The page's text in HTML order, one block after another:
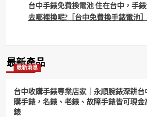
台中手錶免費換電池 住在台中，手
去哪裡換呢?［台中免費換手錶電池］
最新產品
最新消息
台中收購手錶專業店家｜永順腕錶深耕
購手錶，名錶、老錶、故障手錶皆可現
錶